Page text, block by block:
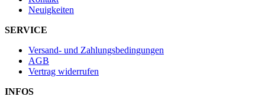
Neuigkeiten
SERVICE
Versand- und Zahlungsbedingungen
AGB
Vertrag widerrufen
INFOS